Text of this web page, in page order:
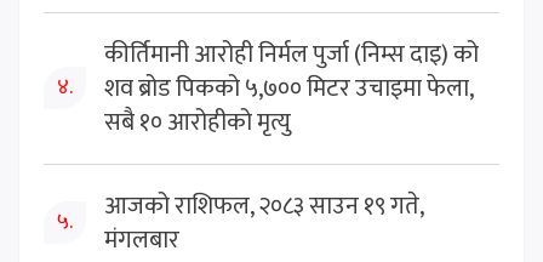
४.
कीर्तिमानी आरोही निर्मल पुर्जा (निम्स दाइ) को
शव ब्रोड पिकको ५,७०० मिटर उचाइमा फेला,
सबै १० आरोहीको मृत्यु
५.
आजको राशिफल, २०८३ साउन १९ गते,
मंगलबार